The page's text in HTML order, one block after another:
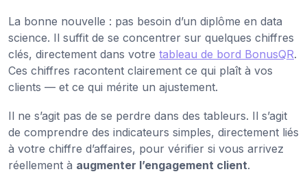
La bonne nouvelle : pas besoin d’un diplôme en data
science. Il suffit de se concentrer sur quelques chiffres
clés, directement dans votre tableau de bord BonusQR.
Ces chiffres racontent clairement ce qui plaît à vos
clients — et ce qui mérite un ajustement.
Il ne s’agit pas de se perdre dans des tableurs. Il s’agit
de comprendre des indicateurs simples, directement liés
à votre chiffre d’affaires, pour vérifier si vous arrivez
réellement à augmenter l’engagement client.